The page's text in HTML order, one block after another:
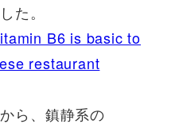
た。
B6 is basic to
restaurant
ら、鎮静系の